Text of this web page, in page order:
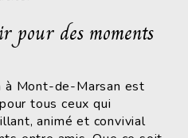
pour des moments
à Mont-de-Marsan est
tous ceux qui
animé et convivial